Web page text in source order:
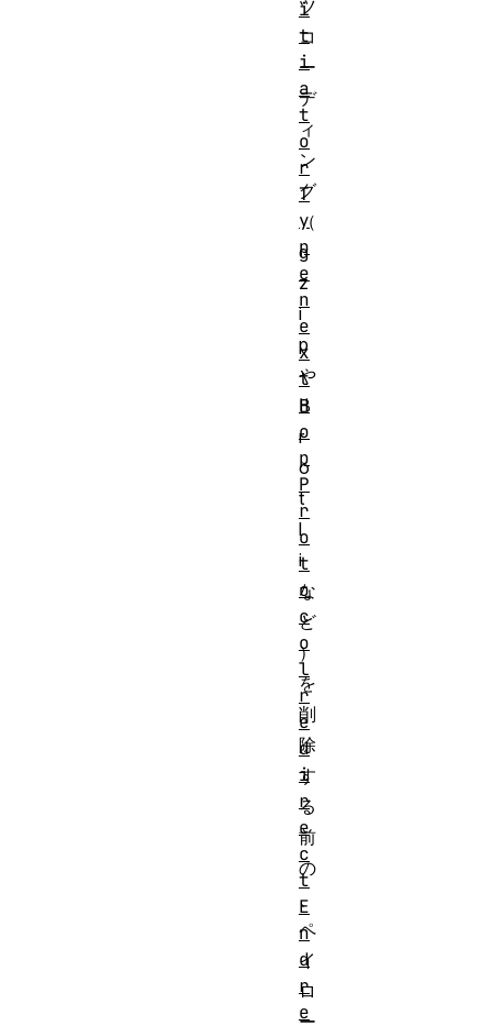
ツ
コ
ー
デ
ィ
ン
グ
（
g
z
i
p
や
B
r
o
t
l
i
な
ど
）
を
削
除
す
る
前
の
、
ペ
イ
ロ
i
t
i
a
t
o
r
T
y
p
e
n
e
x
t
H
o
p
P
r
o
t
o
c
o
l
r
e
d
i
r
e
c
t
E
n
d
r
e